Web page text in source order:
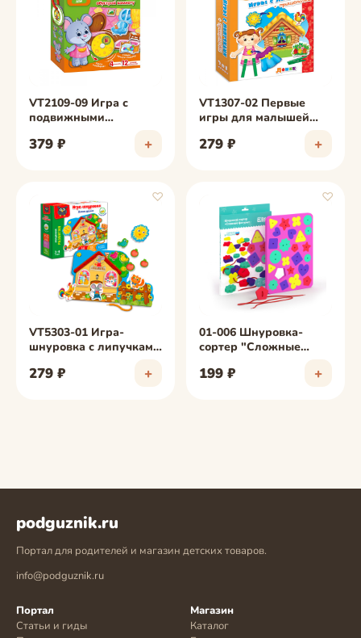
фото скоро
VT2109-09 Игра с
подвижными
дом"
379 ₽ +
фото скоро
VT1307-02 Первые
игры для малышей
279 ₽ +
♡
фото скоро
VT5303-01 Игра-
шнуровка с липучками
279 ₽ +
♡
фото скоро
01-006 Шнуровка-
сортер "Сложные
199 ₽ +
podguznik.ru
Портал для родителей и магазин детских товаров.
info@podguznik.ru
Портал
Статьи и гиды
Магазин
Каталог